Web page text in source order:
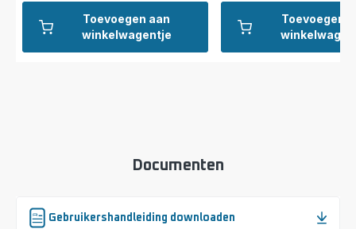
Toevoegen aan
winkelwagentje
Toevoegen
Documenten
Gebruikershandleiding downloaden